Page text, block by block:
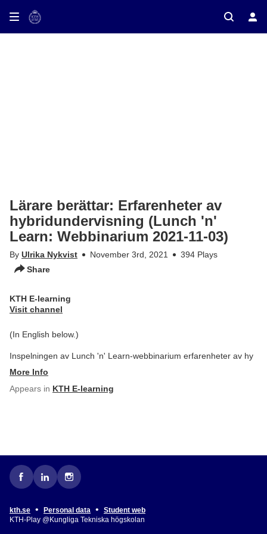
on TV
Lärare berättar: Erfarenheter av
hybridundervisning (Lunch 'n'
Learn: Webbinarium 2021-11-03)
By Ulrika Nykvist November 3rd, 2021
394 Plays
Share
KTH E-learning
Visit channel
(In English below.)
Inspelningen av Lunch 'n' Learn-webbinarium erfarenheter av hy
More Info
Appears in KTH E-learning
kth.se • Personal data •
Student web
KTH-Play @Kungliga Tekniska högskolan